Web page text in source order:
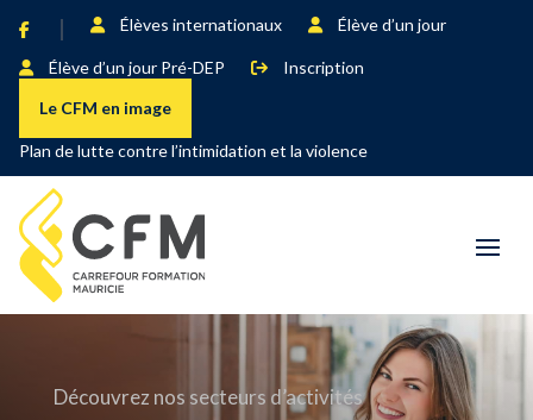
Élèves internationaux Élève d’un jour
Élève d’un jour Pré-DEP
Inscription
Le CFM en image
Plan de lutte contre l’intimidation et la violence
Découvrez nos secteurs d’activités